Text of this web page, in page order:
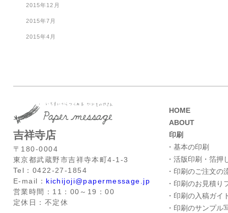
2015年12月
2015年7月
2015年4月
吉祥寺店
〒180-0004
東京都武蔵野市吉祥寺本町4-1-3
Tel：0422-27-1854
E-mail： kichijoji@papermessage.jp
営業時間：11：00～19：00
定休日：不定休
HOME
ABOUT
印刷
・基本の印刷
・活版印刷・箔押
・印刷のご注文の
・印刷のお見積り
・印刷の入稿ガイ
・印刷のサンプル